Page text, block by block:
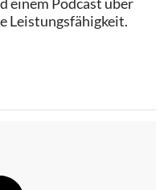
einem Podcast über
Leistungsfähigkeit.